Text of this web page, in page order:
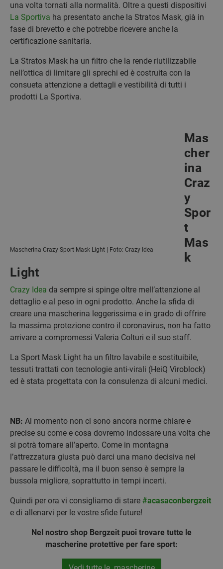
una volta tornati alla normalità. Oltre a questi dispositivi
La Sportiva ha presentato anche la Stratos Mask, già in
fase di brevetto e che potrebbe ricevere anche la
certificazione sanitaria.
La Stratos Mask ha un filtro che la rende riutilizzabile
nell’ottica di limitare gli sprechi ed è costruita con la
consueta attenzione a dettagli e vestibilità di tutti i
prodotti La Sportiva.
Mascherina Crazy Sport Mask Light | Foto: Crazy Idea
Mas
cher
ina
Craz
y
Spor
t
Mas
k
Light
Crazy Idea da sempre si spinge oltre mell’attenzione al
dettaglio e al peso in ogni prodotto. Anche la sfida di
creare una mascherina leggerissima e in grado di offrire
la massima protezione contro il coronavirus, non ha fatto
arrivare a compromessi Valeria Colturi e il suo staff.
La Sport Mask Light ha un filtro lavabile e sostituibile,
tessuti trattati con tecnologie anti-virali (HeiQ Viroblock)
ed è stata progettata con la consulenza di alcuni medici.
NB: Al momento non ci sono ancora norme chiare e
precise su come e cosa dovremo indossare una volta che
si potrà tornare all’aperto. Come in montagna
l’attrezzatura giusta può darci una mano decisiva nel
passare le difficoltà, ma il buon senso è sempre la
bussola migliore, soprattutto in tempi incerti.
Quindi per ora vi consigliamo di stare #acasaconbergzeit
e di allenarvi per le vostre sfide future!
Nel nostro shop Bergzeit puoi trovare tutte le
mascherine protettive per fare sport: